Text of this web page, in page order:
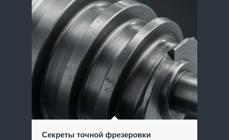
Секреты точной фрезеровки